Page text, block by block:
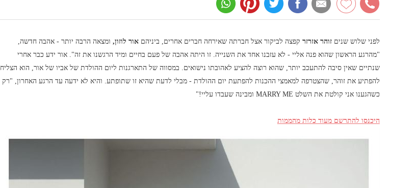
לפני שלוש שניםזוהר אזרזר קפצה לביקור אצל חברתה שאירחה חברים אחרים, ביניהםאור לוזון, ומצאה הרבה יותר - אהבה חדשה,
"מהרגע הראשון שהוא פנה אליי - לא עזבנו אחד את השנייה. זו היתה אהבה של פעם בחיים ומיד הרגשנו את זה". אור ידע כבר אחרי
שנתיים שאין סיבה להתעכב יותר, שהוא רוצה להציע לאהובתו נישואים. במסווה של התארגנות ליום ההולדת של אביו של אור, הוא הצליח
להפתיע את זוהר, שהצטרפה למאמצי ההכנות להפתעת יום ההולדת - מבלי לדעת שהיא זו שתופתע. והיא לא ידעה עד הרגע האחרון, "רק
כשהגענו אני קולטת את השלט MARRY ME ומבינה שעבדו עליי!"
היכנסו להתרשם מעוד כלות מהממות